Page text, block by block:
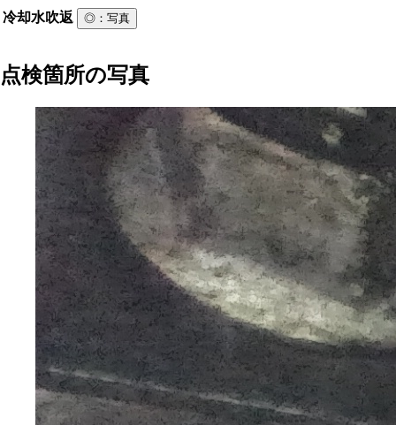
冷却水吹返 ◎ ：写真
点検箇所の写真